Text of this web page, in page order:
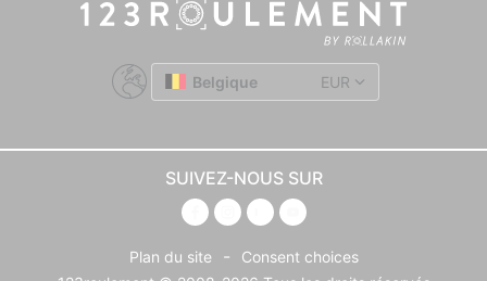
Belgique EUR
SUIVEZ-NOUS SUR
Plan du site -
Consent choices